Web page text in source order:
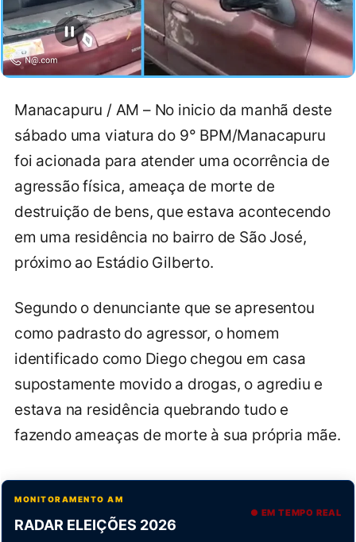
Manacapuru / AM – No inicio da manhã deste
sábado uma viatura do 9° BPM/Manacapuru
foi acionada para atender uma ocorrência de
agressão física, ameaça de morte de
destruição de bens, que estava acontecendo
em uma residência no bairro de São José,
próximo ao Estádio Gilberto.
Segundo o denunciante que se apresentou
como padrasto do agressor, o homem
identificado como Diego chegou em casa
supostamente movido a drogas, o agrediu e
estava na residência quebrando tudo e
fazendo ameaças de morte à sua própria mãe.
MONITORAMENTO AM
RADAR ELEIÇÕES 2026
● EM TEMPO REAL